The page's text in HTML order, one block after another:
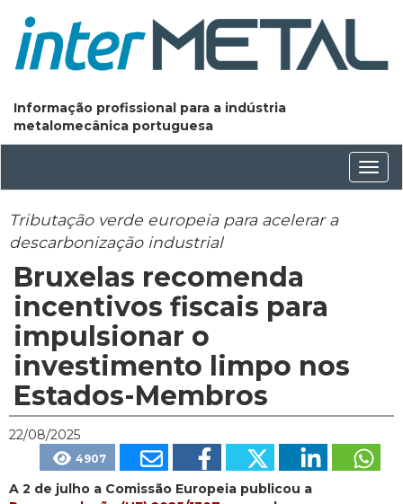
Informação profissional para a indústria
metalomecânica portuguesa
Tributação verde europeia para acelerar a
descarbonização industrial
Bruxelas recomenda
incentivos fiscais para
impulsionar o
investimento limpo nos
Estados-Membros
22/08/2025
4907
A 2 de julho a Comissão Europeia publicou a